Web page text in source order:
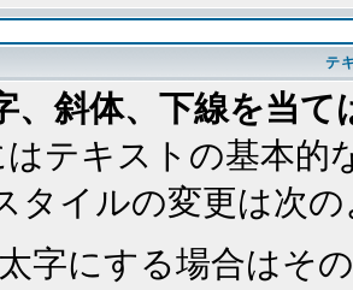
テ
、斜体、下線を当て
はテキストの基本
タイルの変更は次
字にする場合はそ